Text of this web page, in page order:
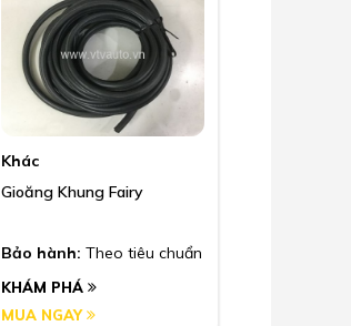
Khác
Gioăng Khung Fairy
Bảo hành: Theo tiêu chuẩn
KHÁM PHÁ
MUA NGAY